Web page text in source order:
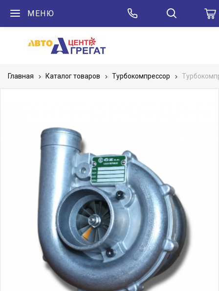
МЕНЮ
Главная Каталог товаров Турбокомпрессор